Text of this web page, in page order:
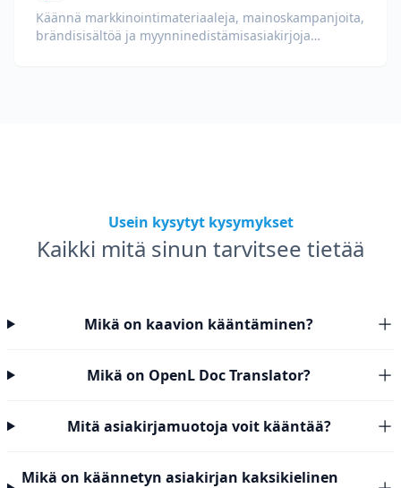
Käännä markkinointimateriaaleja, mainoskampanjoita,
brändisisältöä ja myynninedistämisasiakirjoja
Usein kysytyt kysymykset
Kaikki mitä sinun tarvitsee tietää
Mikä on kaavion kääntäminen?
Mikä on OpenL Doc Translator?
Mitä asiakirjamuotoja voit kääntää?
Mikä on käännetyn asiakirjan kaksikielinen